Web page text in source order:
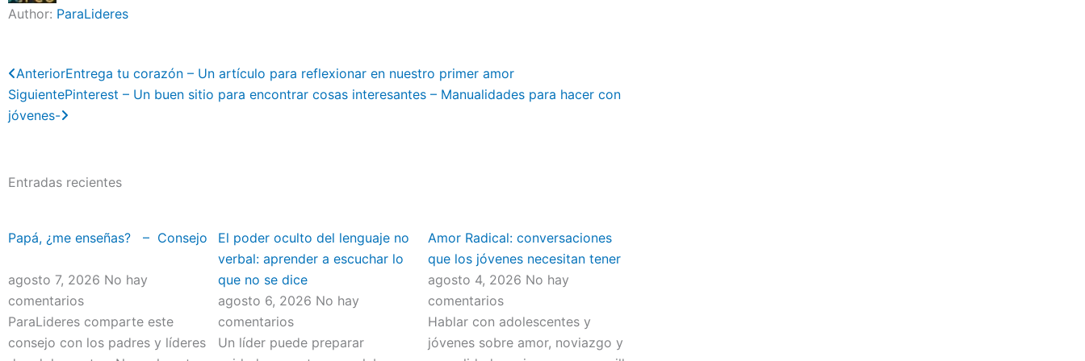
Author: ParaLideres
Previo
AnteriorEntrega tu corazón – Un artículo para reflexionar en nuestro primer amor
SiguientePinterest – Un buen sitio para encontrar cosas interesantes – Manualidades para hacer con
jóvenes-
Next
Entradas recientes
Papá, ¿me enseñas? – Consejo
agosto 7, 2026 No hay
comentarios
ParaLideres comparte este
consejo con los padres y líderes
El poder oculto del lenguaje no
verbal: aprender a escuchar lo
que no se dice
agosto 6, 2026 No hay
comentarios
Un líder puede preparar
Amor Radical: conversaciones
que los jóvenes necesitan tener
agosto 4, 2026 No hay
comentarios
Hablar con adolescentes y
jóvenes sobre amor, noviazgo y